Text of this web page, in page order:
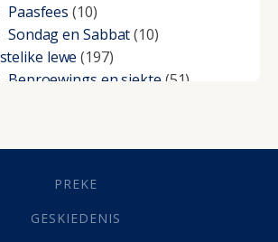
Paasfees (10)
Sondag en Sabbat(10)
lewe (197)
Beproewings en siekte (51)
Geestelike Groei(10)
(21)
Grys Areas(4)
PREKE
GESKIEDENIS